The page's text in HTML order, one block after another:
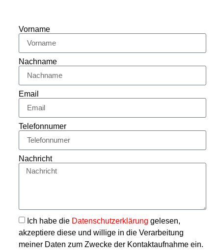
Vorname
Nachname
Email
Telefonnumer
Nachricht
Ich habe die Datenschutzerklärung gelesen,
akzeptiere diese und willige in die Verarbeitung
meiner Daten zum Zwecke der Kontaktaufnahme ein.